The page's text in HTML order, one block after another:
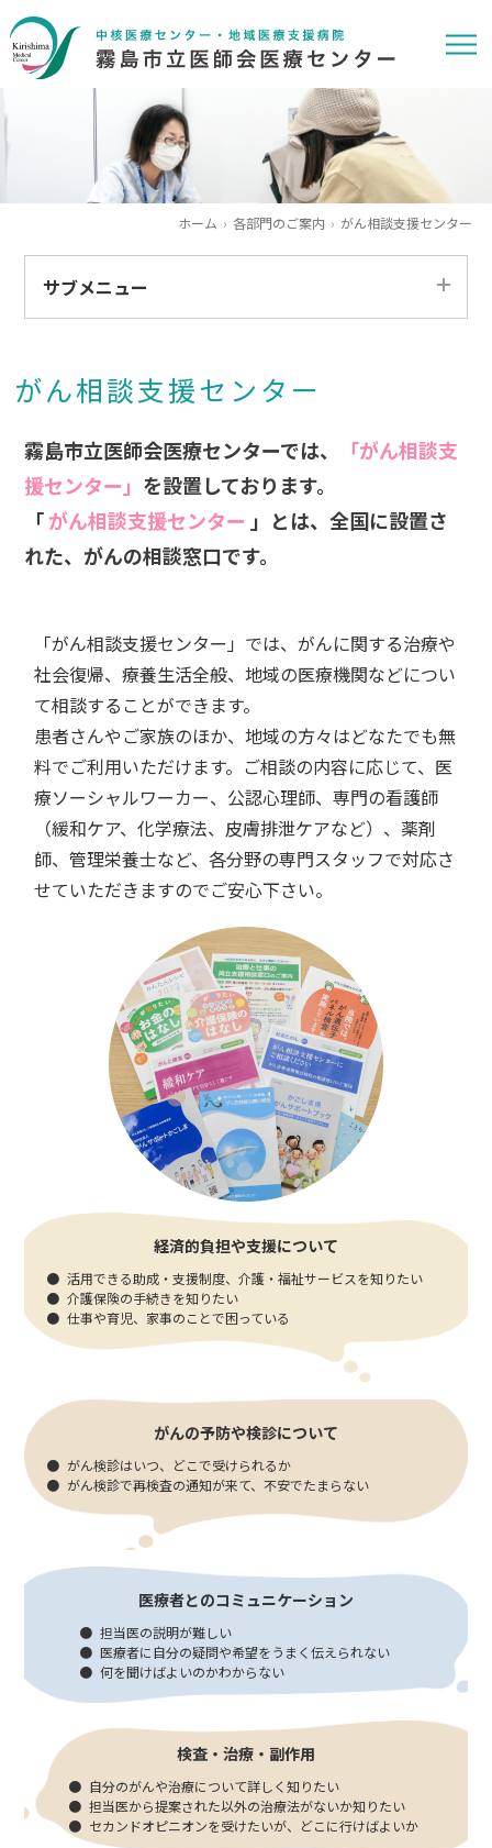
ホーム 各部門のご案内 がん相談支援センター
サブメニュー
薬剤部
栄養管理室
リハビリテーション室
臨床心理室
臨床工学室
臨床検査室
病理診断室
診療録管理室
地域連携課
医療秘書課
クオリティ・マネジメント室
がん相談支援センター
消化器病センター
外来化学療法センター
患者サポート窓口
がん相談支援センター
霧島市立医師会医療センターでは、
「がん相談支
援センター」 を設置しております。
「がん相談支援センター 」とは、全国に設置さ
れた、がんの相談窓口です。
「がん相談支援センター」では、がんに関する治療や
社会復帰、療養生活全般、地域の医療機関などについ
て相談することができます。
患者さんやご家族のほか、地域の方々はどなたでも無
料でご利用いただけます。ご相談の内容に応じて、医
療ソーシャルワーカー、公認心理師、専門の看護師
（緩和ケア、化学療法、皮膚排泄ケアなど）、薬剤
師、管理栄養士など、各分野の専門スタッフで対応さ
せていただきますのでご安心下さい。
経済的負担や支援について
活用できる助成・支援制度、介護・福祉サービスを知りたい
介護保険の手続きを知りたい
仕事や育児、家事のことで困っている
がんの予防や検診について
がん検診はいつ、どこで受けられるか
がん検診で再検査の通知が来て、不安でたまらない
医療者とのコミュニケーション
担当医の説明が難しい
医療者に自分の疑問や希望をうまく伝えられない
何を聞けばよいのかわからない
検査・治療・副作用
自分のがんや治療について詳しく知りたい
担当医から提案された以外の治療法がないか知りたい
セカンドオピニオンを受けたいが、どこに行けばよいか